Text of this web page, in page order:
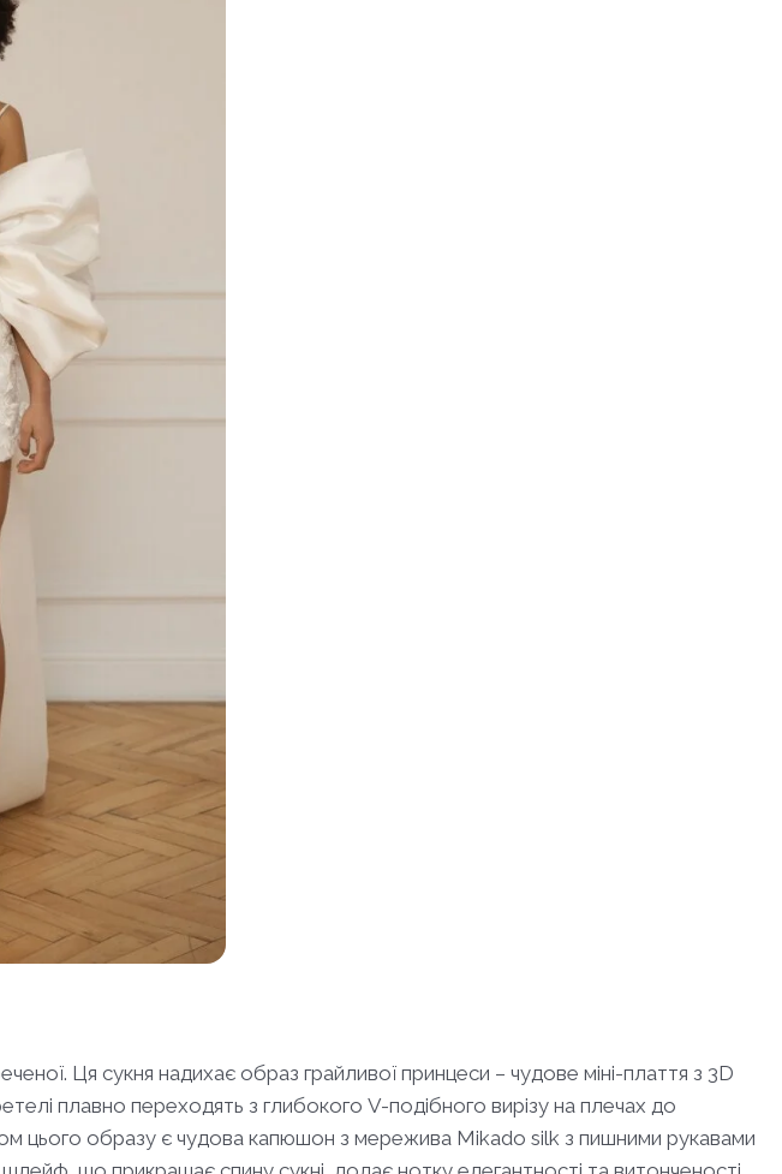
Ця сукня надихає образ грайливої принцеси – чудове міні-плаття з 3D
плавно переходять з глибокого V-подібного вирізу на плечах до
цього образу є чудова капюшон з мережива Mikado silk з пишними рукавами